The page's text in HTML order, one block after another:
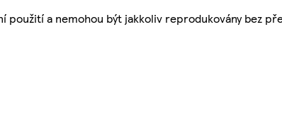
použití a nemohou být jakkoliv reprodukovány bez